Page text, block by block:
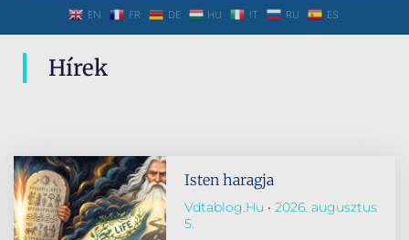
EN FR DE HU IT RU ES
Hírek
Isten haragja
Vdtablog.hu
2026. augusztus
5.